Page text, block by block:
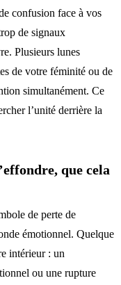
confusion face à vos
de signaux
Plusieurs lunes
de votre féminité ou de
simultanément. Ce
l’unité derrière la
que cela
de perte de
émotionnel. Quelque
intérieur : un
ou une rupture